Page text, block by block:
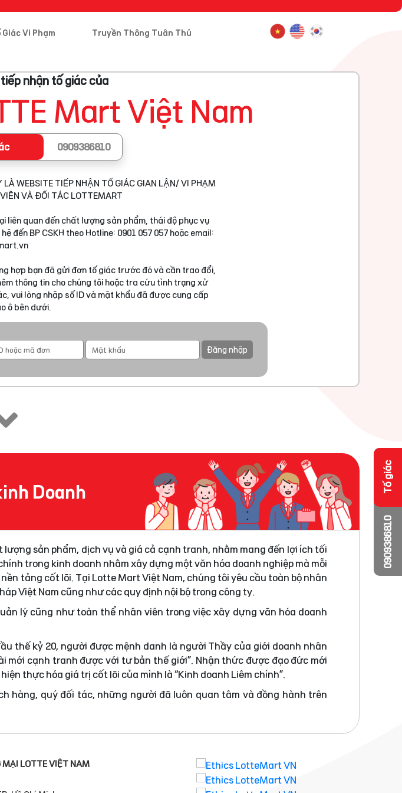
Giác Vi Phạm Truyền Thông Tuân Thủ
nhận tố giác của
Mart Việt Nam
0909386810
WEBSITE TIẾP NHẬN TỐ GIÁC GIAN LẬN/ VI PHẠM
VÀ ĐỐI TÁC LOTTEMART
liên quan đến chất lượng sản phẩm, thái độ phục vụ
đến BP CSKH theo Hotline: 0901 057 057 hoặc email:
hợp bạn đã gửi đơn tố giác trước đó và cần trao đổi,
thông tin cho chúng tôi hoặc tra cứu tình trạng xử
vui lòng nhập số ID và mật khẩu đã được cung cấp
ô bên dưới.
Đăng nhập
Doanh
sản phẩm, dịch vụ và giá cả cạnh tranh, nhằm mang đến lợi ích tối
trong kinh doanh nhằm xây dựng một văn hóa doanh nghiệp mà mỗi
tảng cốt lõi. Tại Lotte Mart Việt Nam, chúng tôi yêu cầu toàn bộ nhân
Việt Nam cũng như các quy định nội bộ trong công ty.
lý cũng như toàn thể nhân viên trong việc xây dựng văn hóa doanh
thế kỷ 20, người được mệnh danh là người Thầy của giới doanh nhân
cạnh tranh được với tư bản thế giới”. Nhận thức được đạo đức mới
thực hóa giá trị cốt lõi của mình là “Kinh doanh Liêm chính”.
hàng, quý đối tác, những người đã luôn quan tâm và đồng hành trên
MẠI LOTTE VIỆT NAM
0909386810
Tố giác